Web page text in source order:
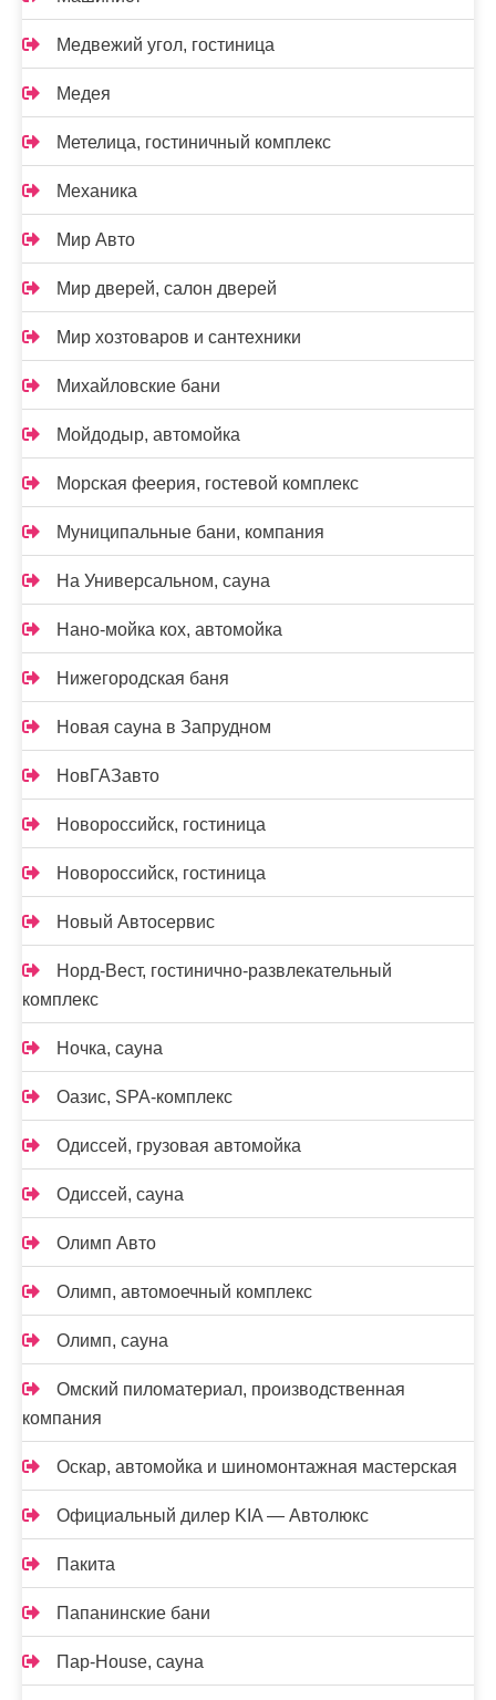
Медвежий угол, гостиница
Медея
Метелица, гостиничный комплекс
Механика
Мир Авто
Мир дверей, салон дверей
Мир хозтоваров и сантехники
Михайловские бани
Мойдодыр, автомойка
Морская феерия, гостевой комплекс
Муниципальные бани, компания
На Универсальном, сауна
Нано-мойка кох, автомойка
Нижегородская баня
Новая сауна в Запрудном
НовГАЗавто
Новороссийск, гостиница
Новороссийск, гостиница
Новый Автосервис
Норд-Вест, гостинично-развлекательный
комплекс
Ночка, сауна
Оазис, SPA-комплекс
Одиссей, грузовая автомойка
Одиссей, сауна
Олимп Авто
Олимп, автомоечный комплекс
Олимп, сауна
Омский пиломатериал, производственная
компания
Оскар, автомойка и шиномонтажная мастерская
Официальный дилер KIA — Автолюкс
Пакита
Папанинские бани
Пар-House, сауна